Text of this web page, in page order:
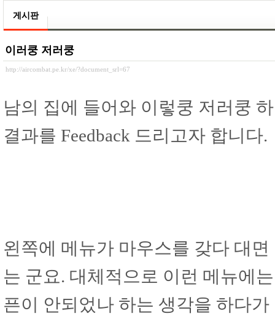
게시판
이러쿵 저러쿵
http://aircombat.pe.kr/xe/?document_srl=67
남의 집에 들어와 이렇쿵 저러쿵
결과를 Feedback 드리고자 합니다.
왼쪽에 메뉴가 마우스를 갖다 대
는 군요. 대체적으로 이런 메뉴에
픈이 안되었나 하는 생각을 하다